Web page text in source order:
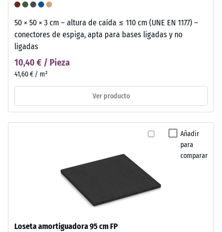
50 × 50 × 3 cm – altura de caída ≤ 110 cm (UNE EN 1177) –
conectores de espiga, apta para bases ligadas y no
ligadas
10,40 € / Pieza
41,60 € / m²
Ver producto
Añadir
para
comparar
Loseta amortiguadora 95 cm FP